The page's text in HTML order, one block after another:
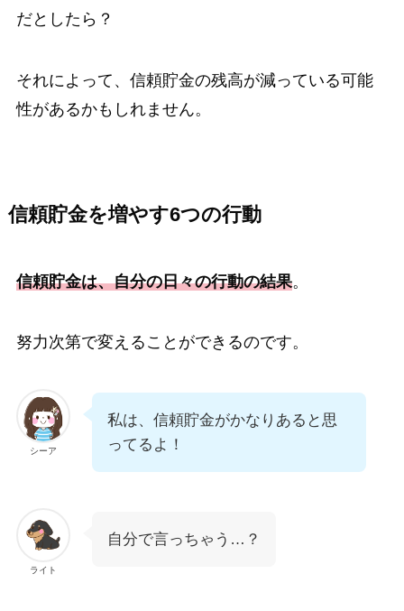
だとしたら？
それによって、信頼貯金の残高が減っている可能
性があるかもしれません。
信頼貯金を増やす6つの行動
信頼貯金は、自分の日々の行動の結果。
努力次第で変えることができるのです。
シーア
私は、信頼貯金がかなりあると思
ってるよ！
ライト
自分で言っちゃう…？